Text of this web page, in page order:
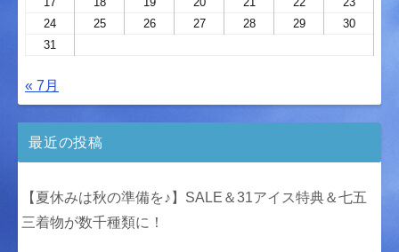
24
25 26 27 28 29
30
31
« 7月
最近の投稿
【夏休みは秋の準備を♪】SALE＆31アイス特典＆七五
三着物が数千種類に！